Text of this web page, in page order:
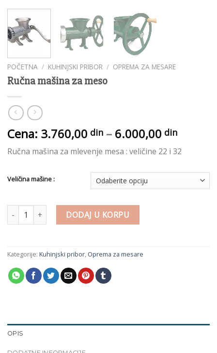
POČETNA / KUHINJSKI PRIBOR / OPREMA ZA MESARE
Ručna mašina za meso
Cena: 3.760,00 din – 6.000,00 dinRaspon
cena:
od
do
Ručna mašina za mlevenje mesa : veličine 22 i 32
Veličina mašine :
Ručna mašina za meso količina
DODAJ U KORPU
Kategorije: Kuhinjski pribor, Oprema za mesare
OPIS